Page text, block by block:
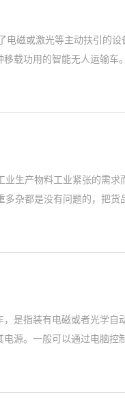
磁或激光等主动扶引的
载功用的智能无人运输
生产物料工业紧张的需
杂都是没有问题的，把
是指装有电磁或者光学
源。一般可以通过电脑